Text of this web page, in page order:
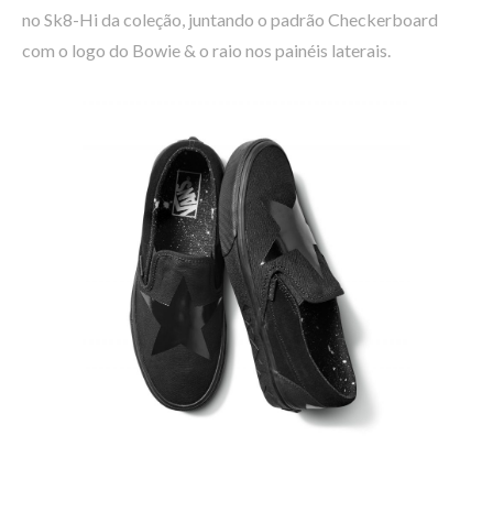
no Sk8-Hi da coleção, juntando o padrão Checkerboard
com o logo do Bowie & o raio nos painéis laterais.